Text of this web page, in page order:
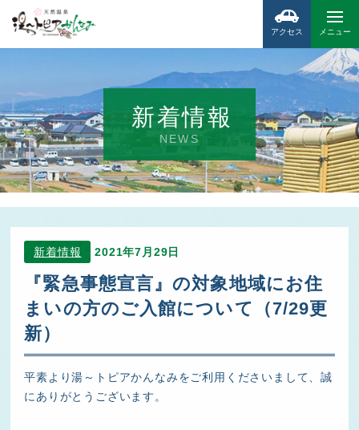
メニュー
アクセス
新着情報
NEWS
新着情報 2021年7月29日
『緊急事態宣言』の対象地域にお住
まいの方のご入館について（7/29更
新）
平素より湯～トピアかんなみをご利用くださいまして、誠
にありがとうございます。